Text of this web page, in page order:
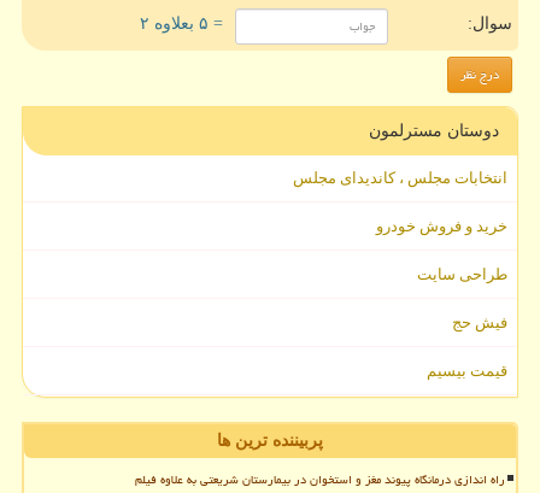
سوال: = ۵ بعلاوه ۲
دوستان مسترلمون
انتخابات مجلس ، کاندیدای مجلس
خرید و فروش خودرو
طراحی سایت
فیش حج
قیمت بیسیم
پربیننده ترین ها
راه اندازی درمانگاه پیوند مغز و استخوان در بیمارستان شریعتی به علاوه فیلم